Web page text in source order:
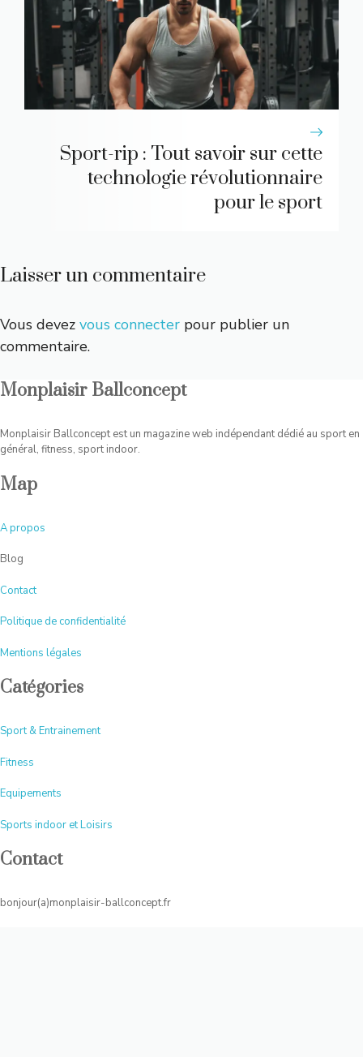
Sport-rip : Tout savoir sur cette
technologie révolutionnaire
pour le sport
Laisser un commentaire
Vous devez vous connecter pour publier un
commentaire.
Monplaisir Ballconcept
Monplaisir Ballconcept est un magazine web indépendant dédié au sport en
général, fitness, sport indoor.
Map
Apropos
Blog
Contact
Politique de confidentialité
Mentions légales
Catégories
Sport & Entrainement
Fitness
Equipements
Sports indoor et Loisirs
Contact
bonjour(a)monplaisir-ballconcept.fr